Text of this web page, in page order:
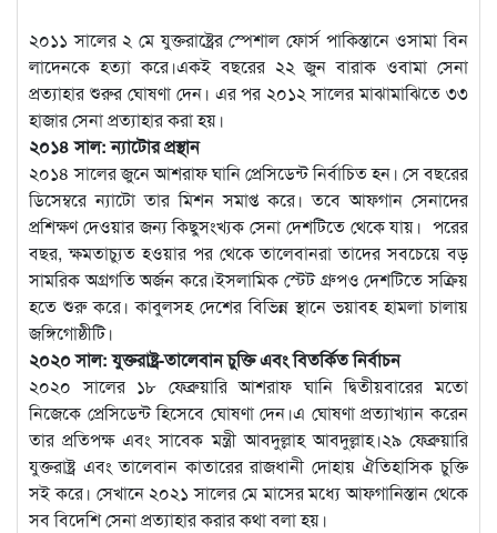
২০১১ সালের ২ মে যুক্তরাষ্ট্রের স্পেশাল ফোর্স পাকিস্তানে ওসামা বিন
লাদেনকে হত্যা করে।একই বছরের ২২ জুন বারাক ওবামা সেনা
প্রত্যাহার শুরুর ঘোষণা দেন। এর পর ২০১২ সালের মাঝামাঝিতে ৩৩
হাজার সেনা প্রত্যাহার করা হয়।
২০১৪ সাল: ন্যাটোর প্রস্থান
২০১৪ সালের জুনে আশরাফ ঘানি প্রেসিডেন্ট নির্বাচিত হন। সে বছরের
ডিসেম্বরে ন্যাটো তার মিশন সমাপ্ত করে। তবে আফগান সেনাদের
প্রশিক্ষণ দেওয়ার জন্য কিছুসংখ্যক সেনা দেশটিতে থেকে যায়। পরের
বছর, ক্ষমতাচ্যুত হওয়ার পর থেকে তালেবানরা তাদের সবচেয়ে বড়
সামরিক অগ্রগতি অর্জন করে।ইসলামিক স্টেট গ্রুপও দেশটিতে সক্রিয়
হতে শুরু করে। কাবুলসহ দেশের বিভিন্ন স্থানে ভয়াবহ হামলা চালায়
জঙ্গিগোষ্ঠীটি।
২০২০ সাল: যুক্তরাষ্ট্র-তালেবান চুক্তি এবং বিতর্কিত নির্বাচন
২০২০ সালের ১৮ ফেব্রুয়ারি আশরাফ ঘানি দ্বিতীয়বারের মতো
নিজেকে প্রেসিডেন্ট হিসেবে ঘোষণা দেন।এ ঘোষণা প্রত্যাখ্যান করেন
তার প্রতিপক্ষ এবং সাবেক মন্ত্রী আবদুল্লাহ আবদুল্লাহ।২৯ ফেব্রুয়ারি
যুক্তরাষ্ট্র এবং তালেবান কাতারের রাজধানী দোহায় ঐতিহাসিক চুক্তি
সই করে। সেখানে ২০২১ সালের মে মাসের মধ্যে আফগানিস্তান থেকে
সব বিদেশি সেনা প্রত্যাহার করার কথা বলা হয়।